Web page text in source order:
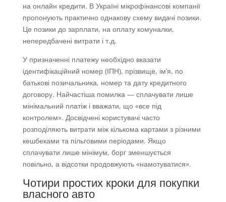
на онлайн кредити. В Україні мікрофінансові компанії
пропонують практично однакову схему видачі позики.
Це позики до зарплати, на оплату комуналки,
непередбачені витрати і т.д.
У призначенні платежу необхідно вказати
ідентифікаційний номер (ІПН), прізвище, ім’я, по
батькові позичальника, номер та дату кредитного
договору. Найчастіша помилка — сплачувати лише
мінімальний платіж і вважати, що «все під
контролем». Досвідчені користувачі часто
розподіляють витрати між кількома картами з різними
кешбеками та пільговими періодами. Якщо
сплачувати лише мінімум, борг зменшується
повільно, а відсотки продовжують «намотуватися».
Чотири простих кроки для покупки
власного авто